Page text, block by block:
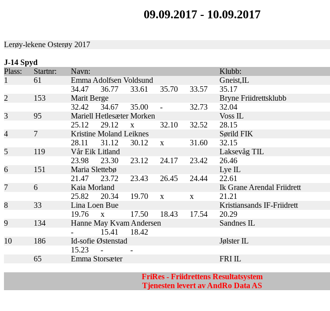
09.09.2017 - 10.09.2017
Lerøy-lekene Osterøy 2017
J-14 Spyd
Plass:
Startnr: Navn: Klubb:
1
61 Emma Adolfsen Voldsund Gneist,IL
34.47
36.77 33.61 35.70 33.57
35.17
2
153 Marit Berge Bryne Friidrettsklubb
32.42
34.67 35.00 - 32.73
32.04
3
95 Mariell Hetlesæter Morken Voss IL
25.12
29.12 x 32.10 32.52
28.15
4
7 Kristine Moland Leiknes Sørild FIK
28.11
31.12 30.12 x 31.60
32.15
5
119 Vår Eik Litland Laksevåg TIL
23.98
23.30 23.12 24.17 23.42
26.46
6
151 Maria Slettebø Lye IL
21.47
23.72 23.43 26.45 24.44
22.61
7
6 Kaia Morland Ik Grane Arendal Friidrett
25.82
20.34 19.70 x x
21.21
8
33 Lina Loen Bue Kristiansands IF-Friidrett
19.76
x 17.50 18.43 17.54
20.29
9
134 Hanne May Kvam Andersen Sandnes IL
-
15.41
18.42
10
186 Id-sofie Østenstad Jølster IL
15.23
-
-
65
Emma Storsæter FRI IL
FriRes - Friidrettens Resultatsystem
Tjenesten levert av AndRo Data AS